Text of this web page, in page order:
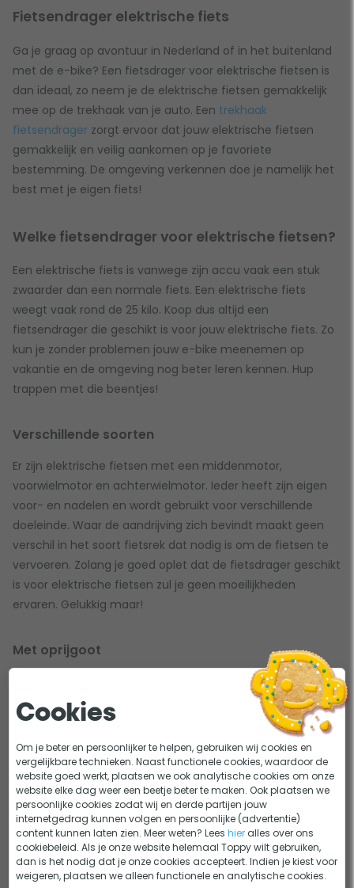
Fietsendrager elektrische fiets
Ga je graag op avontuur in Nederland of in het buitenland
met de e-bike? Een fietsdrager voor elektrische fietsen is
dan ideaal, zo neem je de elektrische fietsen gemakkelijk
mee op de trekhaak van je auto. Een trekhaak
fietsendrager zorgt ervoor dat jouw elektrische fietsen
gemakkelijk en veilig aankomen op je favoriete
bestemming. De omgeving verkennen doe je namelijk het
best met je eigen fiets!
Welke fietsendrager voor elektrische fietsen?
Een elektrische fiets is vanwege zijn accu vaak een stuk
zwaarder dan een normale fiets. Een elektrische fiets
weegt vaak rond de 25 kilo. Koop dus altijd een
fietsendrager die geschikt is voor jouw elektrische fiets. Zo
kun je zonder problemen jouw e-bike meenemen op
vakantie en de omgeving nog beter leren kennen. Hup
trappen met die beentjes!
Verschillende soorten
Er zijn elektrische fietsen met een middenmotor,
voorwielmotor en achterwielmotor. Ieder heeft zijn eigen
voor- en nadelen en wordt gebruikt voor verschillende
doeleinde. Waar de aandrijving zich bevindt maakt geen
verschil in het soort fietsrek dat nodig is om de fietsen te
vervoeren. Zolang je goed oplet dat de fietsdrager geschikt
is voor elektrische fietsen zul je geen moeilijkheden
ervaren. Gelukkig maar!
Met oprijgoot
Elektrische fietsen zijn wat zwaarder dan fietsen zonder
aandrijving. Een oprijgoot is dan erg handig, zo hoef je je
rug minder zwaar te belasten bij het plaatsen van je e-bike.
De oprijgoot bevestig je gemakkelijk aan de fietsendrager,
waarna je eenvoudig je fiets omhoog rijdt. Benieuwd welke
accessoires er nog meer beschikbaar zijn voor jouw
fietsenrek? Bekijk dan een al onzefietsendrager
accessoires.
Fietsendrager elektrische fiets kopen; waar
Cookies
Om je beter en persoonlijker te helpen, gebruiken wij cookies en
vergelijkbare technieken. Naast functionele cookies, waardoor de
website goed werkt, plaatsen we ook analytische cookies om onze
website elke dag weer een beetje beter te maken. Ook plaatsen we
persoonlijke cookies zodat wij en derde partijen jouw
internetgedrag kunnen volgen en persoonlijke (advertentie)
content kunnen laten zien. Meer weten? Leeshier alles over ons
cookiebeleid. Als je onze website helemaal Toppy wilt gebruiken,
dan is het nodig dat je onze cookies accepteert. Indien je kiest voor
weigeren, plaatsen we alleen functionele en analytische cookies.